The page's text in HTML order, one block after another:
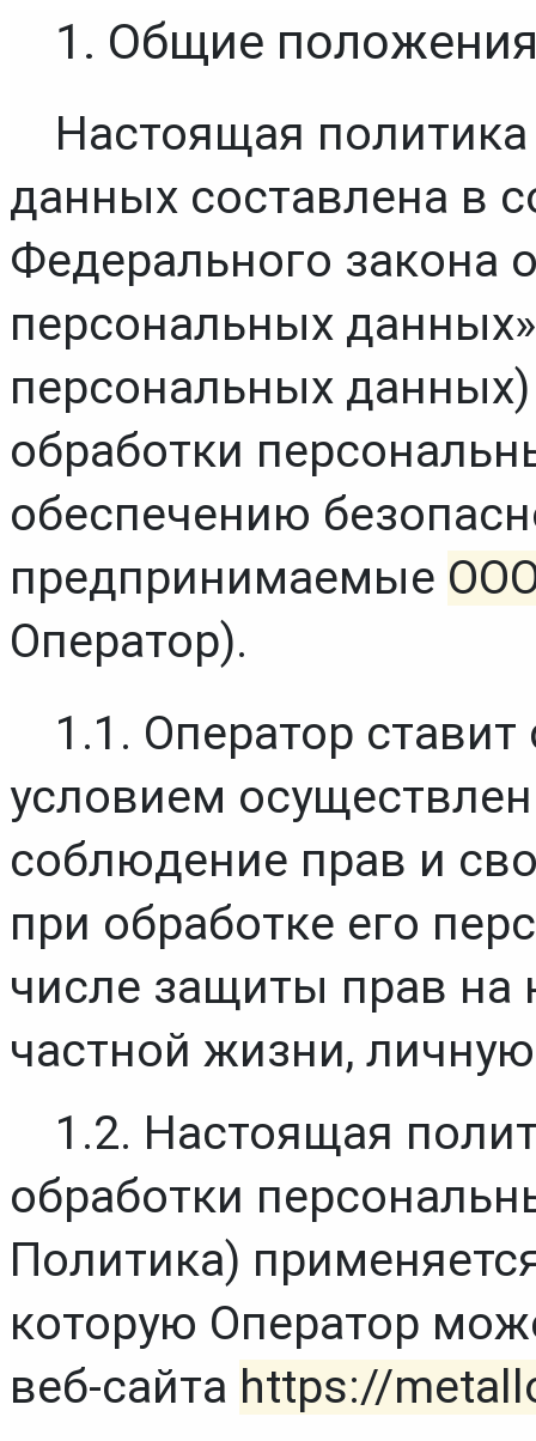
1. Общие
Настоящая
данных составлена в
Федерального закона
персональных
персональных
обработки
обеспечению
предпринимаемые
Оператор).
1.1. Оператор
условием
соблюдение прав и
при обработке его
числе защиты прав на
частной жизни,
1.2. Настоящая
обработки
Политика)
которую Оператор
веб-сайта https://